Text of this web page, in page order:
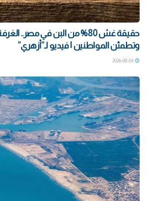
حقيقة غش 80% من البن في مصر..
وتطمئن المواطنين | فيديو لـ”أزهري”